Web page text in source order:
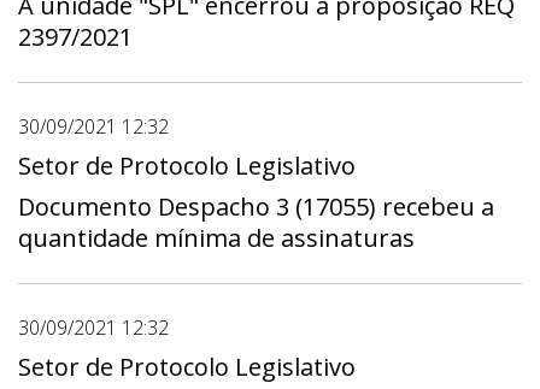
2397/2021
30/09/2021 12:32
Setor de Protocolo Legislativo
Documento Despacho 3 (17055) recebeu a
quantidade mínima de assinaturas
30/09/2021 12:32
Setor de Protocolo Legislativo